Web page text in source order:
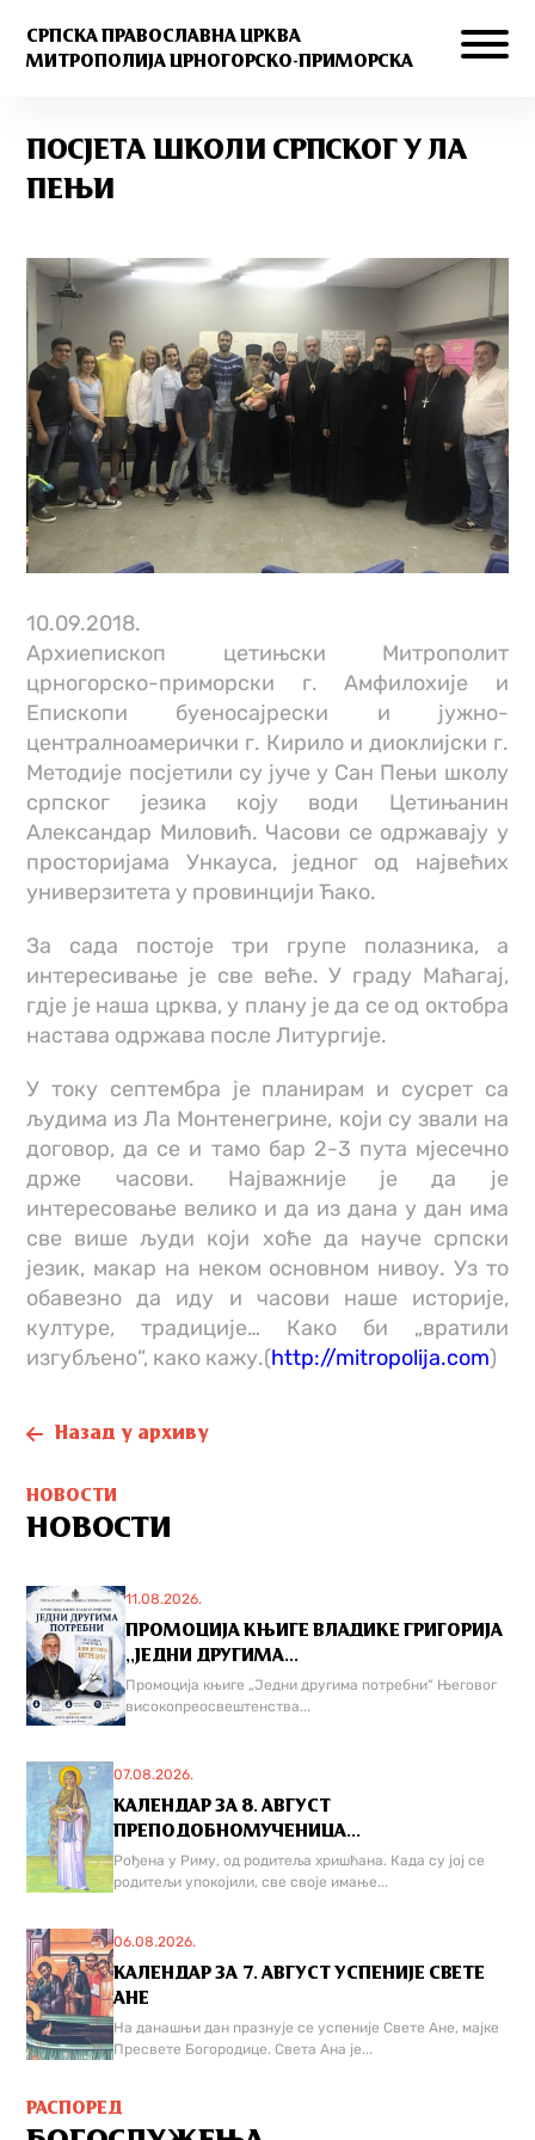
СРПСКА ПРАВОСЛАВНА ЦРКВА
МИТРОПОЛИЈА ЦРНОГОРСКО-ПРИМОРСКА
ПОСЈЕТА ШКОЛИ СРПСКОГ У ЛА
ПЕЊИ
10.09.2018.
Архиепископ цетињски Митрополит
црногорско-приморски г. Амфилохије и
Епископи буеносајрески и јужно-
централноамерички г. Кирило и диоклијски г.
Методије посјетили су јуче у Сан Пењи школу
српског језика коју води Цетињанин
Александар Миловић. Часови се одржавају у
просторијама Ункауса, једног од највећих
универзитета у провинцији Ћако.
За сада постоје три групе полазника, а
интересивање је све веће. У граду Маћагај,
гдје је наша црква, у плану је да се од октобра
настава одржава после Литургије.
У току септембра је планирам и сусрет са
људима из Ла Монтенегрине, који су звали на
договор, да се и тамо бар 2-3 пута мјесечно
држе часови. Најважније је да је
интересовање велико и да из дана у дан има
све више људи који хоће да науче српски
језик, макар на неком основном нивоу. Уз то
обавезно да иду и часови наше историје,
културе, традиције… Како би „вратили
изгубљено“, како кажу.(http://mitropolija.com)
Назад у архиву
НОВОСТИ
НОВОСТИ
11.08.2026.
ПРОМОЦИЈА КЊИГЕ ВЛАДИКЕ ГРИГОРИЈА
,,ЈЕДНИ ДРУГИМА...
Промоција књиге „Једни другима потребни“ Његовог
високопреосвештенства...
07.08.2026.
КАЛЕНДАР ЗА 8. АВГУСТ
ПРЕПОДОБНОМУЧЕНИЦА...
Рођена у Риму, од родитеља хришћана. Када су јој се
родитељи упокојили, све своје имање...
06.08.2026.
КАЛЕНДАР ЗА 7. АВГУСТ УСПЕНИЈЕ СВЕТЕ
АНЕ
На данашњи дан празнује се успеније Свете Ане, мајке
Пресвете Богородице. Света Ана је...
РАСПОРЕД